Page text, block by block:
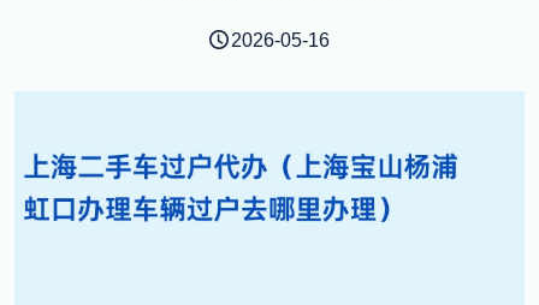
2026-05-16